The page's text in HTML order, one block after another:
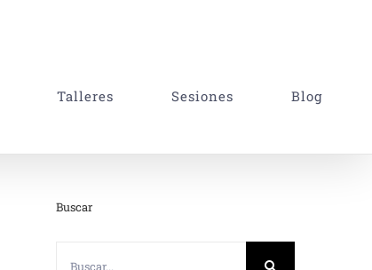
Talleres Sesiones Blog
Buscar